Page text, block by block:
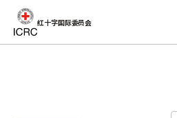
红十字国际委员会